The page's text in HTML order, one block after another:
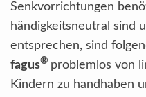
Senkvorrichtungen
händigkeitsneutral sind
entsprechen, sind
fagus® problemlos von
Kindern zu handhaben